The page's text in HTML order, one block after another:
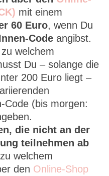
mit einem
60 Euro, wenn Du
Code angibst.
welchem
Du – solange die
200 Euro liegt –
Code (bis morgen:
die nicht an der
teilnehmen ab
welchem
den Online-Shop